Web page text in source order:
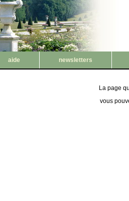
aide
newsletters
La page
vous